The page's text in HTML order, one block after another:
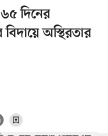
দিনের
অস্থিরতার